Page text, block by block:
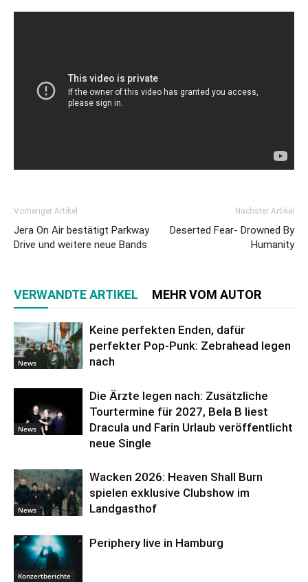
Vorheriger Artikel
Jera On Air bestätigt Parkway
Drive und weitere neue Bands
Nächster Artikel
Deserted Fear- Drowned By
Humanity
VERWANDTE ARTIKEL MEHR VOM AUTOR
News
Keine perfekten Enden, dafür
perfekter Pop-Punk: Zebrahead legen
nach
News
Die Ärzte legen nach: Zusätzliche
Tourtermine für 2027, Bela B liest
Dracula und Farin Urlaub veröffentlicht
neue Single
News
Wacken 2026: Heaven Shall Burn
spielen exklusive Clubshow im
Landgasthof
Konzertberichte
Periphery live in Hamburg